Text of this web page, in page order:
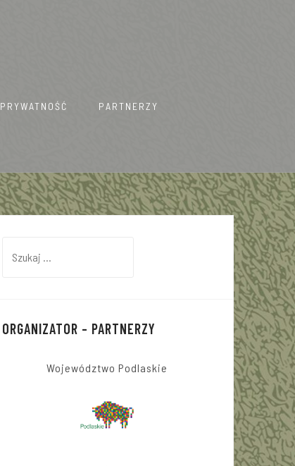
PRYWATNOŚĆ PARTNERZY
ORGANIZATOR – PARTNERZY
Województwo Podlaskie